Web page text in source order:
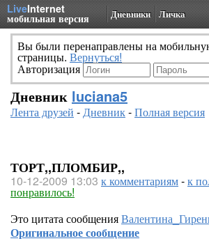
LiveInternet
мобильная версия Дневники Личка
Вы были перенаправлены на
страницы. Вернуться!
Авторизация
Дневник luciana5
Лента друзей -Дневник-Полная версия
ТОРТ,,ПЛОМБИР,,
10-12-2009 13:03 к комментариям-к
понравилось!
Это цитата сообщения
Оригинальное сообщение